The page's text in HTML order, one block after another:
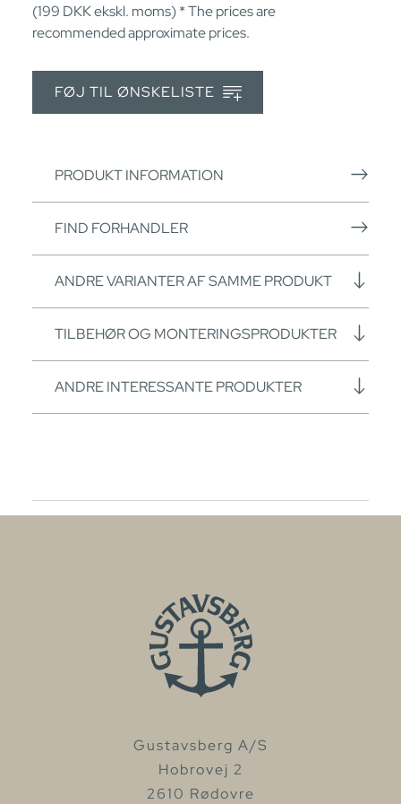
(199 DKKekskl. moms) * The prices are
recommended approximate prices.
FØJ TIL ØNSKELISTE
PRODUKT INFORMATION
FIND FORHANDLER
ANDRE VARIANTER AF SAMME PRODUKT
TILBEHØR OG MONTERINGSPRODUKTER
ANDRE INTERESSANTE PRODUKTER
Gustavsberg A/S
Hobrovej 2
2610 Rødovre